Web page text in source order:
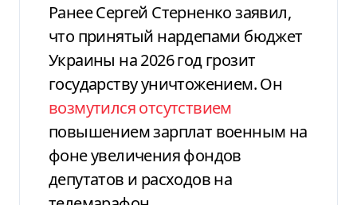
Ранее Сергей Стерненко заявил,
что принятый нардепами бюджет
Украины на 2026 год грозит
государству уничтожением. Он
возмутился отсутствием
повышением зарплат военным на
фоне увеличения фондов
депутатов и расходов на